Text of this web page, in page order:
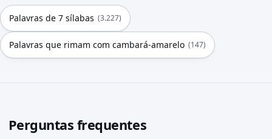
Palavras de 7 sílabas (3.227)
Palavras que rimam com cambará-amarelo (147)
Perguntas frequentes